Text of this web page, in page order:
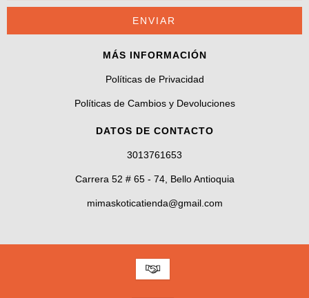
MÁS INFORMACIÓN
Políticas de Privacidad
Políticas de Cambios y Devoluciones
DATOS DE CONTACTO
3013761653
Carrera 52 # 65 - 74, Bello Antioquia
mimaskoticatienda@gmail.com